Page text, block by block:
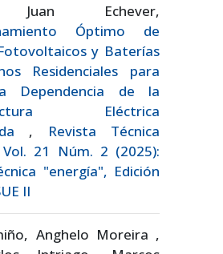
Juan Echever,
Óptimo de
y Baterías
Residenciales para
Dependencia de la
Eléctrica
,
Revista Técnica
21 Núm. 2 (2025):
"energía", Edición
II
Anghelo Moreira ,